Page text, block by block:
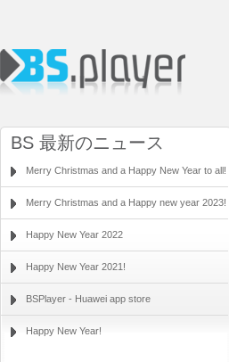
BS 最新のニュース
Merry Christmas and a Happy New Year to all!
Merry Christmas and a Happy new year 2023!
Happy New Year 2022
Happy New Year 2021!
BSPlayer - Huawei app store
Happy New Year!